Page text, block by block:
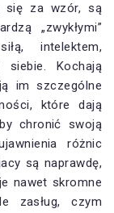
się za wzór, są
„zwykłymi”
intelektem,
siebie. Kochają
im szczególne
które dają
chronić swoją
różnic
są naprawdę,
nawet skromne
zasług, czym